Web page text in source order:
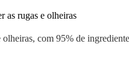
as rugas e olheiras
com 95% de